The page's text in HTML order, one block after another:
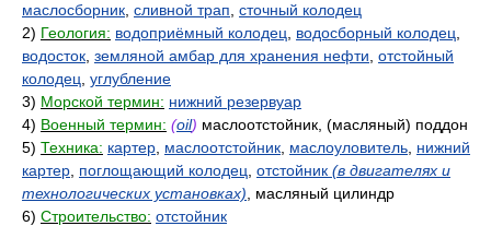
маслосборник сливной трап сточный колодец
2) Геология: водоприёмный колодец водосборный колодец
водосток земляной амбар для хранения нефти отстойный
колодец углубление
3) Морской термин: нижний резервуар
4) Военный термин: (oil) маслоотстойник, (масляный) поддон
5) Техника: картер маслоотстойник маслоуловитель нижний
картер поглощающий колодец отстойник (в двигателях и
технологических установках) , масляный цилиндр
6) Строительство: отстойник